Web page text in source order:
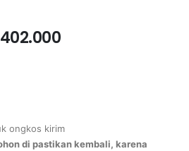
402.000
ongkos kirim
di pastikan kembali, karena